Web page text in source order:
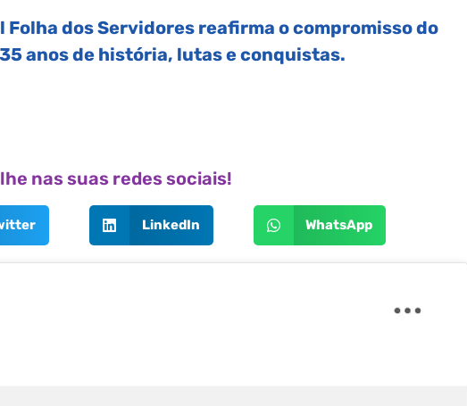
dos Servidores reafirma o compromisso do
anos de história, lutas e conquistas.
nas suas redes sociais!
LinkedIn WhatsApp